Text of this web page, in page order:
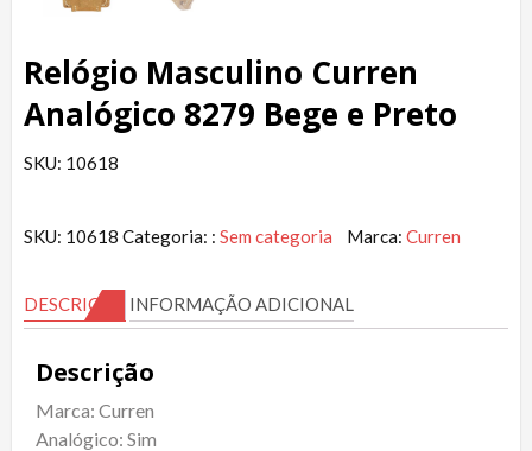
Relógio Masculino Curren
Analógico 8279 Bege e Preto
SKU: 10618
SKU: 10618 Categoria: : Sem categoria Marca: Curren
DESCRIÇÃO INFORMAÇÃO ADICIONAL
Descrição
Marca: Curren
Analógico: Sim